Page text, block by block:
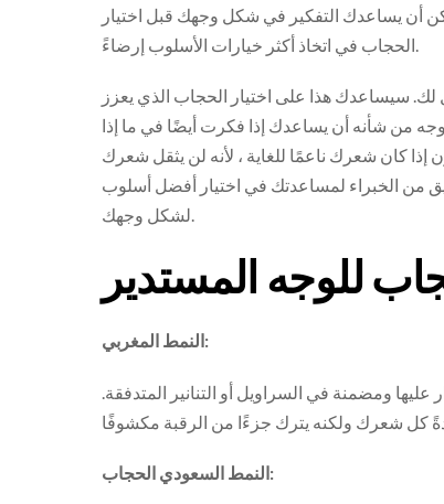
أن يساعدك التفكير في شكل وجهك قبل اختيار
الحجاب في اتخاذ أكثر خيارات الأسلوب إرضاءً.
لك. سيساعدك هذا على اختيار الحجاب الذي يعزز
من شأنه أن يساعدك إذا فكرت أيضًا في ما إذا
كان شعرك ناعمًا للغاية ، لأنه لن يثقل شعرك
من الخبراء لمساعدتك في اختيار أفضل أسلوب
لشكل وجهك.
للوجه المستدير
النمط المغربي:
عليها ومضمنة في السراويل أو التنانير المتدفقة.
النمط السعودي الحجاب: